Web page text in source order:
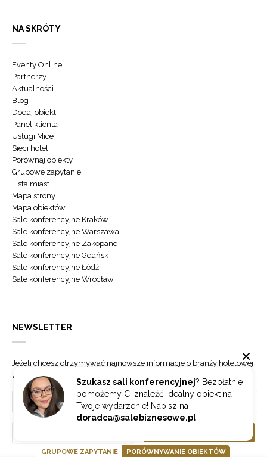
Szukasz sali konferencyjnej? Bezpłatnie
pomożemy Ci znaleźć idealny obiekt na
Twoje wydarzenie! Napisz na
doradca@salebiznesowe.pl
NA SKRÓTY
Eventy Online
Partnerzy
Aktualności
Blog
Dodaj obiekt
Panel klienta
Usługi Mice
Sieci hoteli
Porównaj obiekty
Grupowe zapytanie
Lista miast
Mapa strony
Mapa obiektów
Sale konferencyjne Kraków
Sale konferencyjne Warszawa
Sale konferencyjne Zakopane
Sale konferencyjne Gdańsk
Sale konferencyjne Łódź
Sale konferencyjne Wrocław
NEWSLETTER
Jeżeli chcesz otrzymywać najnowsze informacje o branży hotelowej
zapisz się do naszego newslettera.
GRUPOWE ZAPYTANIE PORÓWNYWANIE OBIEKTÓW